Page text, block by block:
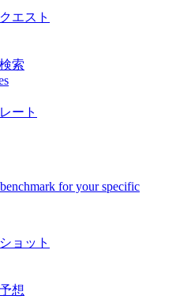
エスト
索
ート
for your specific
ョット
想